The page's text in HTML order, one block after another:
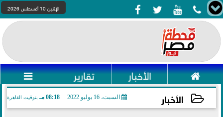
    الإثنين 10 أغسطس 2026
 الأخبار تقارير 
الأخبار السبت، 16 يوليو 2022 08:18 مـ بتوقيت القاهرة